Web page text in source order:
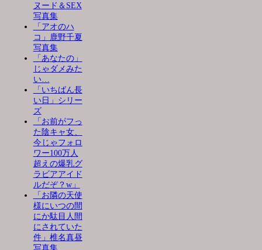
ヌード＆SEX
写真集
「アオのハ
コ」鹿野千夏
写真集
「あなたの」
じゃダメみた
い…
「いちばん長
い日」シリー
ズ
「お前がフっ
た陰キャ女、
今じゃフォロ
ワー100万人
超えの爆乳グ
ラビアアイド
ルだぞ？w」
「お隣の天使
様にいつの間
にか駄目人間
にされていた
件」椎名真昼
写真集